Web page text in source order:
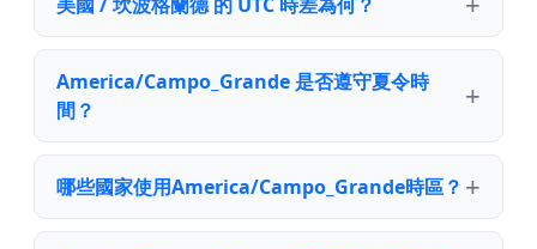
America/Campo_Grande 是否遵守夏令時
間？
哪些國家使用America/Campo_Grande時區？